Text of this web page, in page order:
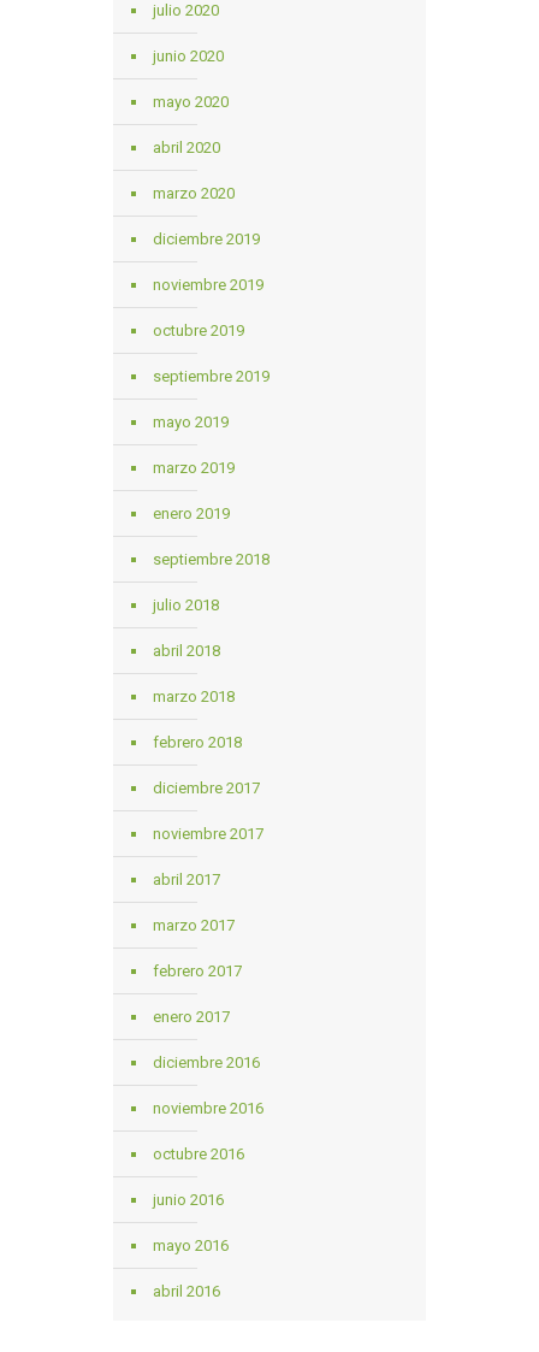
julio 2020
junio 2020
mayo 2020
abril 2020
marzo 2020
diciembre 2019
noviembre 2019
octubre 2019
septiembre 2019
mayo 2019
marzo 2019
enero 2019
septiembre 2018
julio 2018
abril 2018
marzo 2018
febrero 2018
diciembre 2017
noviembre 2017
abril 2017
marzo 2017
febrero 2017
enero 2017
diciembre 2016
noviembre 2016
octubre 2016
junio 2016
mayo 2016
abril 2016